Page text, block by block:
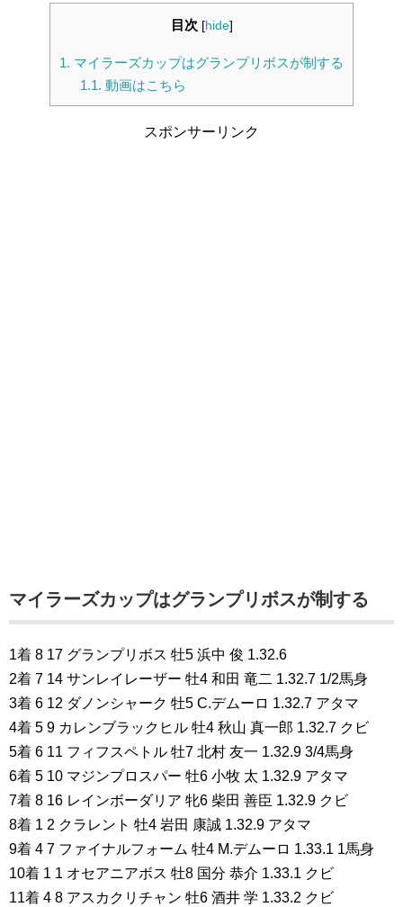
目次 [hide]
1. マイラーズカップはグランプリボスが制する
1.1. 動画はこちら
スポンサーリンク
マイラーズカップはグランプリボスが制する
1着 8 17 グランプリボス 牡5 浜中 俊 1.32.6
2着 7 14 サンレイレーザー 牡4 和田 竜二 1.32.7 1/2馬身
3着 6 12 ダノンシャーク 牡5 C.デムーロ 1.32.7 アタマ
4着 5 9 カレンブラックヒル 牡4 秋山 真一郎 1.32.7 クビ
5着 6 11 フィフスペトル 牡7 北村 友一 1.32.9 3/4馬身
6着 5 10 マジンプロスパー 牡6 小牧 太 1.32.9 アタマ
7着 8 16 レインボーダリア 牝6 柴田 善臣 1.32.9 クビ
8着 1 2 クラレント 牡4 岩田 康誠 1.32.9 アタマ
9着 4 7 ファイナルフォーム 牡4 M.デムーロ 1.33.1 1馬身
10着 1 1 オセアニアボス 牡8 国分 恭介 1.33.1 クビ
11着 4 8 アスカクリチャン 牡6 酒井 学 1.33.2 クビ